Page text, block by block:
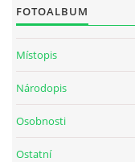
FOTOALBUM
Místopis
Národopis
Osobnosti
Ostatní